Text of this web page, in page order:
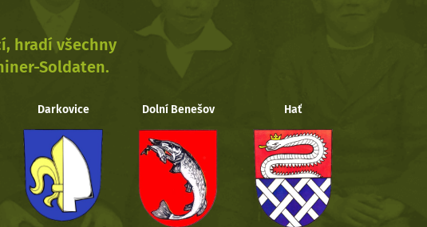
hradí všechny
Soldaten.
Darkovice Dolní Benešov Hať